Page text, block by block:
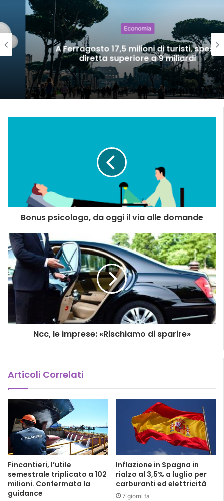
Economia
A Ferragosto 17,5 milioni di turisti, spesa
diretta superiore a 9 miliardi
Bonus psicologo, da oggi il via alle domande
Ncc, le imprese: «Rischiamo di sparire»
Articoli Correlati
Fincantieri, l’utile
semestrale triplicato a 102
milioni. Confermata la
guidance
Inflazione in Spagna in
rialzo al 3,5% a luglio per
carburanti ed elettricità
7 giorni fa